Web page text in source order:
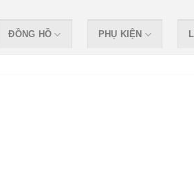
ĐỒNG HỒ PHỤ KIỆN